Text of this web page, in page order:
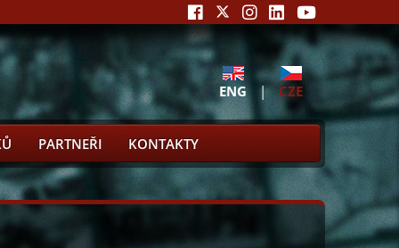
ENG | CZE
PARTNEŘI KONTAKTY